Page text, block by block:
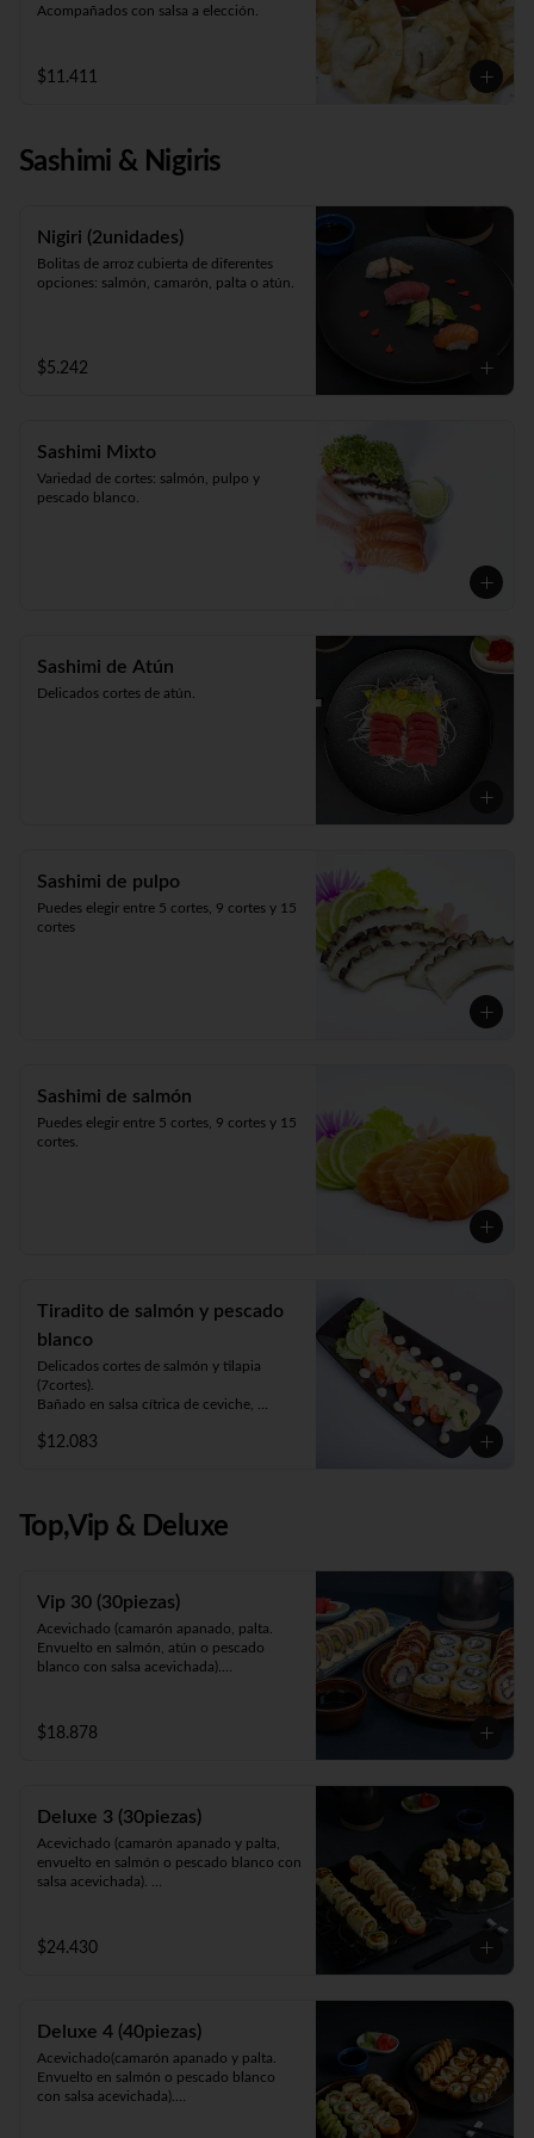
Acompañados con salsa a elección.
$11.411
Sashimi & Nigiris
Nigiri (2unidades)
Bolitas de arroz cubierta de diferentes
opciones: salmón, camarón, palta o atún.
$5.242
Sashimi Mixto
Variedad de cortes: salmón, pulpo y
pescado blanco.
Sashimi de Atún
Delicados cortes de atún.
Sashimi de pulpo
Puedes elegir entre 5 cortes, 9 cortes y 15
cortes
Sashimi de salmón
Puedes elegir entre 5 cortes, 9 cortes y 15
cortes.
Tiradito de salmón y pescado
blanco
Delicados cortes de salmón y tilapia
(7cortes).
Bañado en salsa cítrica de ceviche,
$12.083
Top,Vip & Deluxe
Vip 30 (30piezas)
Acevichado (camarón apanado, palta.
Envuelto en salmón, atún o pescado
blanco con salsa acevichada).
queso o palta).
Panko Ebi (camarón ecuatoriano, queso,
$18.878
Deluxe 3 (30piezas)
Acevichado (camarón apanado y palta,
envuelto en salmón o pescado blanco con
salsa acevichada).
maracuyá).
Galápagos (salmón, queso y cebollín,
$24.430
Deluxe 4 (40piezas)
Acevichado(camarón apanado y palta.
Envuelto en salmón o pescado blanco
con salsa acevichada).